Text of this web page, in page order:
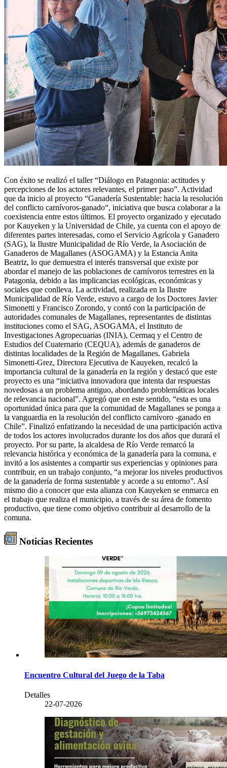
Con éxito se realizó el taller “Diálogo en Patagonia: actitudes y
percepciones de los actores relevantes, el primer paso”. Actividad
que da inicio al proyecto “Ganadería Sustentable: hacia la resolución
del conflicto carnívoros-ganado“, iniciativa que busca colaborar a la
coexistencia entre estos últimos. El proyecto organizado y ejecutado
por Kauyeken y la Universidad de Chile, ya cuenta con el apoyo de
diferentes partes interesadas, como el Servicio Agrícola y Ganadero
(SAG), la Ilustre Municipalidad de Río Verde, la Asociación de
Ganaderos de Magallanes (ASOGAMA) y la Estancia Anita
Beatriz, lo que demuestra el interés transversal que existe por
abordar el manejo de las poblaciones de carnívoros terrestres en la
Patagonia, debido a las implicancias ecológicas, económicas y
sociales que conlleva. La actividad, realizada en la Ilustre
Municipalidad de Río Verde, estuvo a cargo de los Doctores Javier
Simonetti y Francisco Zorondo, y contó con la participación de
autoridades comunales de Magallanes, representantes de distintas
instituciones como el SAG, ASOGAMA, el Instituto de
Investigaciones Agropecuarias (INIA), Cermaq y el Centro de
Estudios del Cuaternario (CEQUA), además de ganaderos de
distintas localidades de la Región de Magallanes. Gabriela
Simonetti-Grez, Directora Ejecutiva de Kauyeken, recalcó la
importancia cultural de la ganadería en la región y destacó que este
proyecto es una “iniciativa innovadora que intenta dar respuestas
novedosas a un problema antiguo, abordando problemáticas locales
de relevancia nacional”. Agregó que en este sentido, “esta es una
oportunidad única para que la comunidad de Magallanes se ponga a
la vanguardia en la resolución del conflicto carnívoro -ganado en
Chile”. Finalizó enfatizando la necesidad de una participación activa
de todos los actores involucrados durante los dos años que durará el
proyecto. Por su parte, la alcaldesa de Río Verde remarcó la
relevancia histórica y económica de la ganadería para la comuna, e
invitó a los asistentes a compartir sus experiencias y opiniones para
contribuir, en un trabajo conjunto, “a mejorar los niveles productivos
de la ganadería de forma sustentable y acorde a su entorno”. Así
mismo dio a conocer que esta alianza con Kauyeken se enmarca en
el trabajo que realiza el municipio, a través de su área de fomento
productivo, que tiene como objetivo contribuir al desarrollo de la
comuna.
Noticias Recientes
Encuentro Cultural del Juego de la Taba
Detalles
22-07-2026